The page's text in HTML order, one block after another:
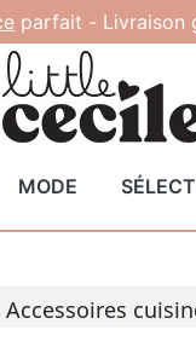
parfait - Livraison
MODE
Accessoires